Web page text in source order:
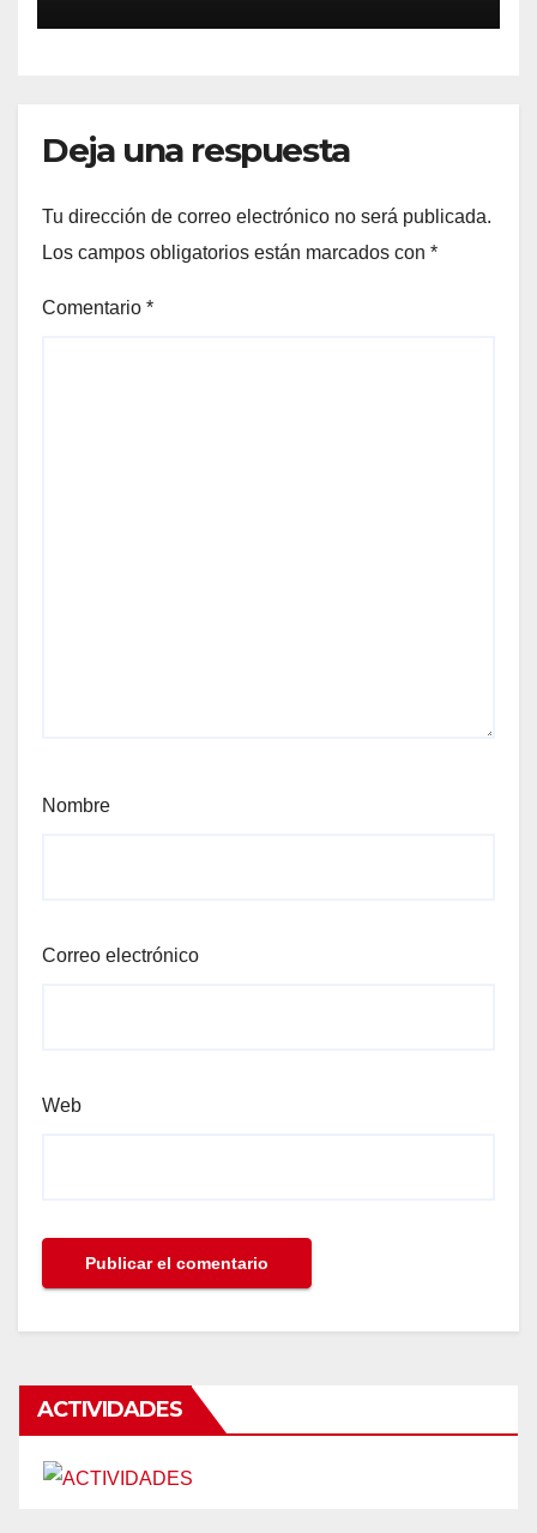
Deja una respuesta
Tu dirección de correo electrónico no será publicada.
Los campos obligatorios están marcados con *
Comentario *
Nombre
Correo electrónico
Web
ACTIVIDADES